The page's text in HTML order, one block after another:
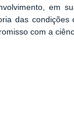
em
das
com a